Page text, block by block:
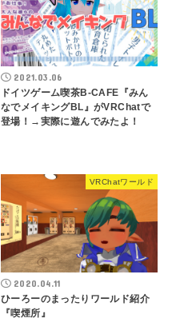
2021.03.06
ドイツゲーム喫茶B-CAFE『みん
なでメイキングBL』がVRChatで
登場！→実際に遊んでみたよ！
VRChatワールド
2020.04.11
ひーろーのまったりワールド紹介
『喫煙所』